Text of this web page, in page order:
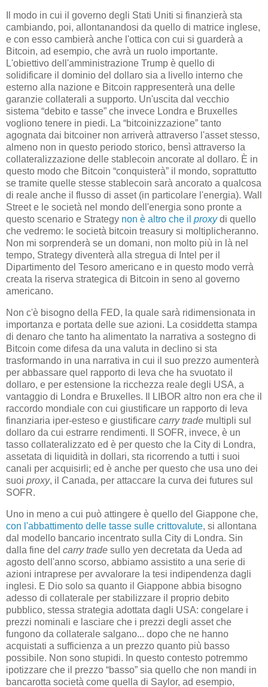
Il modo in cui il governo degli Stati Uniti si finanzierà sta
cambiando, poi, allontanandosi da quello di matrice inglese,
e con esso cambierà anche l'ottica con cui si guarderà a
Bitcoin, ad esempio, che avrà un ruolo importante.
L'obiettivo dell'amministrazione Trump è quello di
solidificare il dominio del dollaro sia a livello interno che
esterno alla nazione e Bitcoin rappresenterà una delle
garanzie collaterali a supporto. Un'uscita dal vecchio
sistema “debito e tasse” che invece Londra e Bruxelles
vogliono tenere in piedi. La “bitcoinizzazione” tanto
agognata dai bitcoiner non arriverà attraverso l'asset stesso,
almeno non in questo periodo storico, bensì attraverso la
collateralizzazione delle stablecoin ancorate al dollaro. È in
questo modo che Bitcoin “conquisterà” il mondo, soprattutto
se tramite quelle stesse stablecoin sarà ancorato a qualcosa
di reale anche il flusso di asset (in particolare l'energia). Wall
Street e le società nel mondo dell'energia sono pronte a
questo scenario e Strategy non è altro che il proxydi quello
che vedremo: le società bitcoin treasury si moltiplicheranno.
Non mi sorprenderà se un domani, non molto più in là nel
tempo, Strategy diventerà alla stregua di Intel per il
Dipartimento del Tesoro americano e in questo modo verrà
creata la riserva strategica di Bitcoin in seno al governo
americano.
Non c'è bisogno della FED, la quale sarà ridimensionata in
importanza e portata delle sue azioni. La cosiddetta stampa
di denaro che tanto ha alimentato la narrativa a sostegno di
Bitcoin come difesa da una valuta in declino si sta
trasformando in una narrativa in cui il suo prezzo aumenterà
per abbassare quel rapporto di leva che ha svuotato il
dollaro, e per estensione la ricchezza reale degli USA, a
vantaggio di Londra e Bruxelles. Il LIBOR altro non era che il
raccordo mondiale con cui giustificare un rapporto di leva
finanziaria iper-esteso e giustificare carry trade multipli sul
dollaro da cui estrarre rendimenti. Il SOFR, invece, è un
tasso collateralizzato ed è per questo che la City di Londra,
assetata di liquidità in dollari, sta ricorrendo a tutti i suoi
canali per acquisirli; ed è anche per questo che usa uno dei
suoi proxy, il Canada, per attaccare la curva dei futures sul
SOFR.
Uno in meno a cui può attingere è quello del Giappone che,
con l'abbattimento delle tasse sulle crittovalute, si allontana
dal modello bancario incentrato sulla City di Londra. Sin
dalla fine del carry trade sullo yen decretata da Ueda ad
agosto dell'anno scorso, abbiamo assistito a una serie di
azioni intraprese per avvalorare la tesi indipendenza dagli
inglesi. E Dio solo sa quanto il Giappone abbia bisogno
adesso di collaterale per stabilizzare il proprio debito
pubblico, stessa strategia adottata dagli USA: congelare i
prezzi nominali e lasciare che i prezzi degli asset che
fungono da collaterale salgano... dopo che ne hanno
acquistati a sufficienza a un prezzo quanto più basso
possibile. Non sono stupidi. In questo contesto potremmo
ipotizzare che il prezzo “basso” sia quello che non mandi in
bancarotta società come quella di Saylor, ad esempio,